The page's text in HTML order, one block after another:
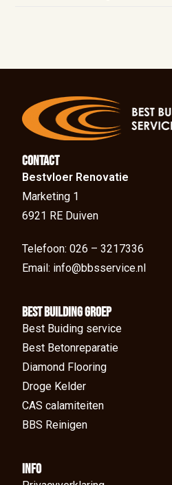
Contact
Bestvloer Renovatie
Marketing 1
6921 RE Duiven
Telefoon: 026 – 3217336
Email: info@bbsservice.nl
BEst Building groep
Best Buiding service
Best Betonreparatie
Diamond Flooring
Droge Kelder
CAS calamiteiten
BBS Reinigen
Info